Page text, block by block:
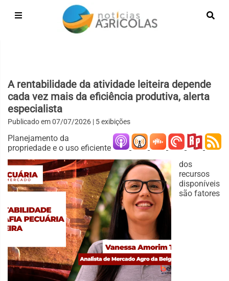
A rentabilidade da atividade leiteira depende
cada vez mais da eficiência produtiva, alerta
especialista
Publicado em07/07/2026 | 5 exibições
Planejamento da
propriedade e o uso eficiente
dos
recursos
disponíveis
são fatores